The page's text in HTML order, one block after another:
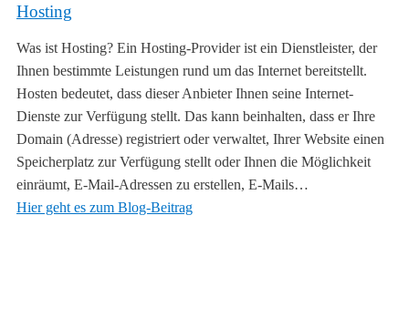
Hosting
Was ist Hosting? Ein Hosting-Provider ist ein Dienstleister, der
Ihnen bestimmte Leistungen rund um das Internet bereitstellt.
Hosten bedeutet, dass dieser Anbieter Ihnen seine Internet-
Dienste zur Verfügung stellt. Das kann beinhalten, dass er Ihre
Domain (Adresse) registriert oder verwaltet, Ihrer Website einen
Speicherplatz zur Verfügung stellt oder Ihnen die Möglichkeit
einräumt, E-Mail-Adressen zu erstellen, E-Mails…
Hier geht es zum Blog-Beitrag